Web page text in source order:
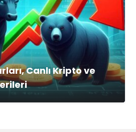
Canlı Kripto ve